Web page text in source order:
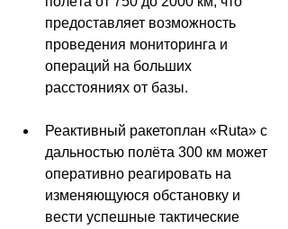
предоставляет возможность
проведения мониторинга и
операций на больших
расстояниях от базы.
Реактивный ракетоплан «Ruta» с
дальностью полёта 300 км может
оперативно реагировать на
изменяющуюся обстановку и
вести успешные тактические